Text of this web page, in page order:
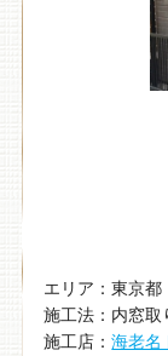
エリア：東京都
施工法：内窓取
施工店：海老名